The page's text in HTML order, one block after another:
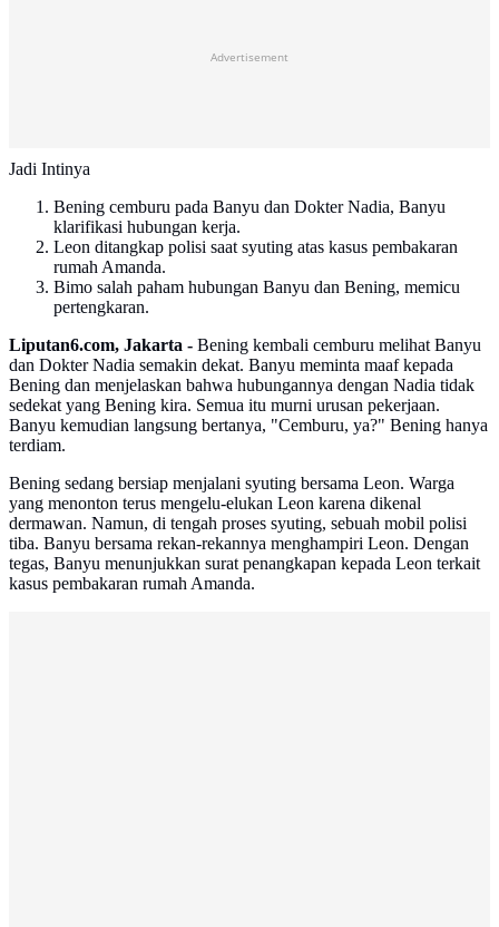
Advertisement
Jadi Intinya
Bening cemburu pada Banyu dan Dokter Nadia, Banyu
klarifikasi hubungan kerja.
Leon ditangkap polisi saat syuting atas kasus pembakaran
rumah Amanda.
Bimo salah paham hubungan Banyu dan Bening, memicu
pertengkaran.
Liputan6.com, Jakarta - Bening kembali cemburu melihat Banyu
dan Dokter Nadia semakin dekat. Banyu meminta maaf kepada
Bening dan menjelaskan bahwa hubungannya dengan Nadia tidak
sedekat yang Bening kira. Semua itu murni urusan pekerjaan.
Banyu kemudian langsung bertanya, "Cemburu, ya?" Bening hanya
terdiam.
Bening sedang bersiap menjalani syuting bersama Leon. Warga
yang menonton terus mengelu-elukan Leon karena dikenal
dermawan. Namun, di tengah proses syuting, sebuah mobil polisi
tiba. Banyu bersama rekan-rekannya menghampiri Leon. Dengan
tegas, Banyu menunjukkan surat penangkapan kepada Leon terkait
kasus pembakaran rumah Amanda.